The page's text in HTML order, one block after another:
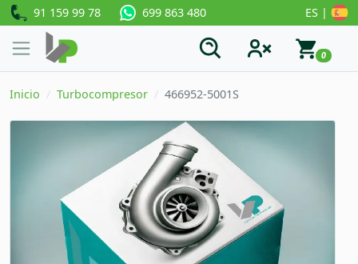
91 159 99 78 699 863 480 ES |
0
Inicio Turbocompresor 466952-5001S